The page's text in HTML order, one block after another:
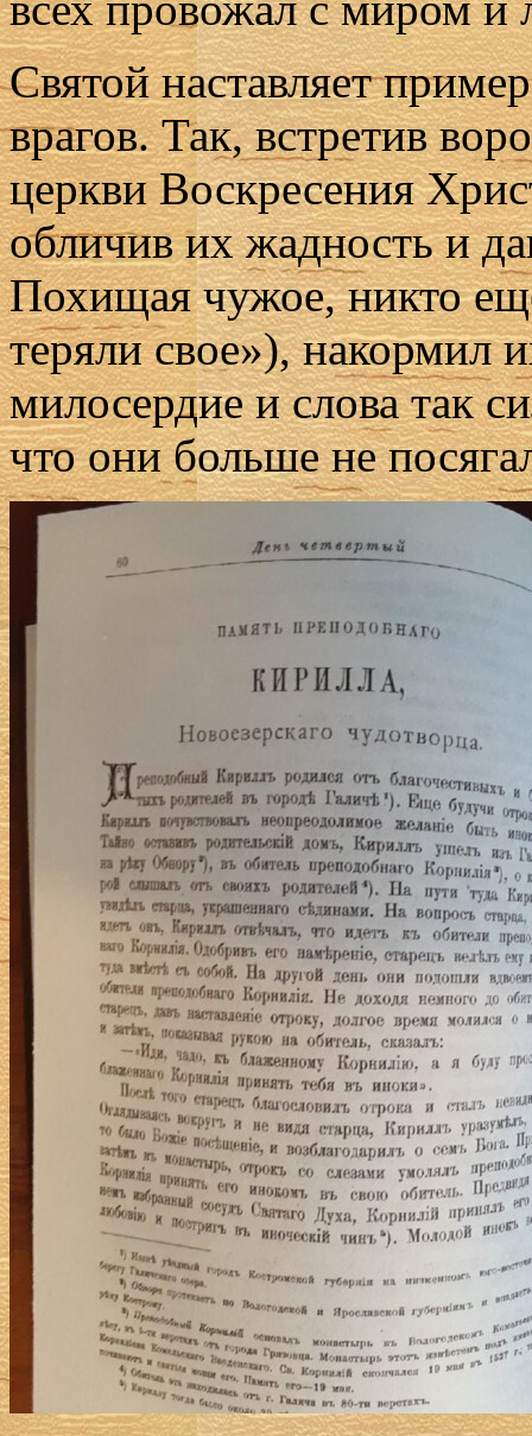
Святой наставляет
врагов. Так, встретив
церкви Воскресения
обличив их жадность и
Похищая чужое, никто
теряли свое»), накормил
милосердие и слова так
что они больше не